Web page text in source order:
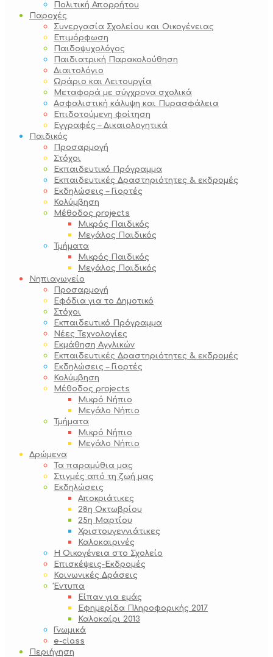
Πολιτική Απορρήτου
Παροχές
Συνεργασία Σχολείου και Οικογένειας
Επιμόρφωση
Παιδοψυχολόγος
Παιδιατρική Παρακολούθηση
Διαιτολόγιο
Ωράριο και Λειτουργία
Μεταφορά με σύγχρονα σχολικά
Ασφαλιστική κάλυψη και Πυρασφάλεια
Επιδοτούμενη φοίτηση
Εγγραφές – Δικαιολογητικά
Παιδικός
Προσαρμογή
Στόχοι
Εκπαιδευτικό Πρόγραμμα
Εκπαιδευτικές Δραστηριότητες & εκδρομές
Εκδηλώσεις – Γιορτές
Κολύμβηση
Μέθοδος projects
Μικρός Παιδικός
Μεγάλος Παιδικός
Τμήματα
Μικρός Παιδικός
Μεγάλος Παιδικός
Νηπιαγωγείο
Προσαρμογή
Εφόδια για το Δημοτικό
Στόχοι
Εκπαιδευτικό Πρόγραμμα
Νέες Τεχνολογίες
Εκμάθηση Αγγλικών
Εκπαιδευτικές Δραστηριότητες & εκδρομές
Εκδηλώσεις – Γιορτές
Κολύμβηση
Μέθοδος projects
Μικρό Νήπιο
Μεγάλο Νήπιο
Τμήματα
Μικρό Νήπιο
Μεγάλο Νήπιο
Δρώμενα
Τα παραμύθια μας
Στιγμές από τη ζωή μας
Εκδηλώσεις
Αποκριάτικες
28η Οκτωβρίου
25η Μαρτίου
Χριστουγεννιάτικες
Καλοκαιρινές
Η Οικογένεια στο Σχολείο
Επισκέψεις-Εκδρομές
Κοινωνικές Δράσεις
Έντυπα
Είπαν για εμάς
Εφημερίδα Πληροφορικής 2017
Καλοκαίρι 2013
Γνωμικά
e-class
Περιήγηση